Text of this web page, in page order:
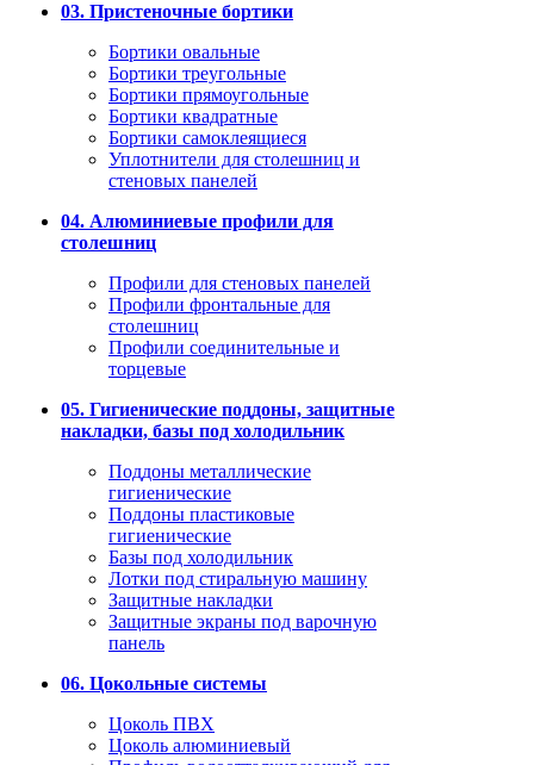
03. Пристеночные бортики
Бортики овальные
Бортики треугольные
Бортики прямоугольные
Бортики квадратные
Бортики самоклеящиеся
Уплотнители для столешниц и
стеновых панелей
04. Алюминиевые профили для
столешниц
Профили для стеновых панелей
Профили фронтальные для
столешниц
Профили соединительные и
торцевые
05. Гигиенические поддоны, защитные
накладки, базы под холодильник
Поддоны металлические
гигиенические
Поддоны пластиковые
гигиенические
Базы под холодильник
Лотки под стиральную машину
Защитные накладки
Защитные экраны под варочную
панель
06. Цокольные системы
Цоколь ПВХ
Цоколь алюминиевый